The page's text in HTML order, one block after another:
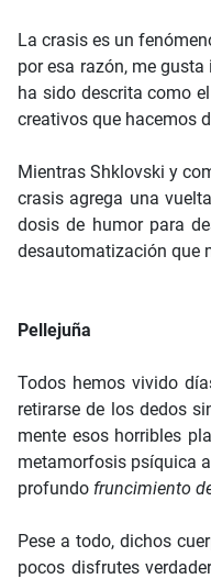
La crasis es un
por esa razón, me
ha sido descrita como
creativos que hacemos
Mientras Shklovski y
crasis agrega una
dosis de humor para
desautomatización que
Pellejuña
Todos hemos vivido
retirarse de los dedos
mente esos horribles
metamorfosis psíquica
profundo fruncimiento
Pese a todo, dichos
pocos disfrutes